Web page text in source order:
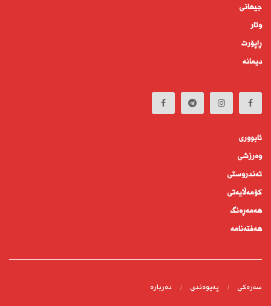
جیهانى
وتار
ڕاپۆرت
دیمانە
ئابوورى
وەرزشی
تەندروستى
كۆمه‌ڵايه‌تى
هەمەڕەنگ
هەفتەنامە
سەرەکی پەیوەندى دەربارە